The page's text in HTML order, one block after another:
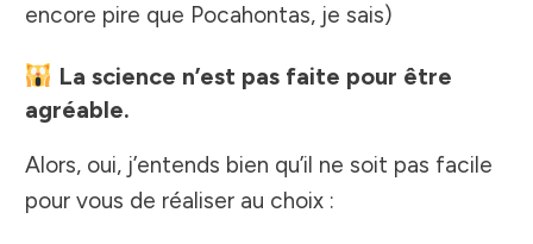
encore pire que Pocahontas, je sais)
La science n’est pas faite pour être
agréable.
Alors, oui, j’entends bien qu’il ne soit pas facile
pour vous de réaliser au choix :